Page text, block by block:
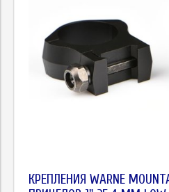
КРЕПЛЕНИЯ WARNE